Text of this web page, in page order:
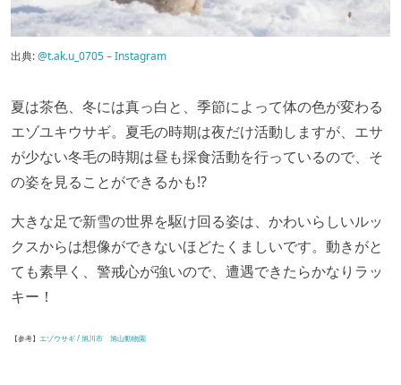
出典:@t.ak.u_0705 – Instagram
夏は茶色、冬には真っ白と、季節によって体の色が変わる
エゾユキウサギ。夏毛の時期は夜だけ活動しますが、エサ
が少ない冬毛の時期は昼も採食活動を行っているので、そ
の姿を見ることができるかも!?
大きな足で新雪の世界を駆け回る姿は、かわいらしいルッ
クスからは想像ができないほどたくましいです。動きがと
ても素早く、警戒心が強いので、遭遇できたらかなりラッ
キー！
【参考】 エゾウサギ / 旭川市 旭山動物園